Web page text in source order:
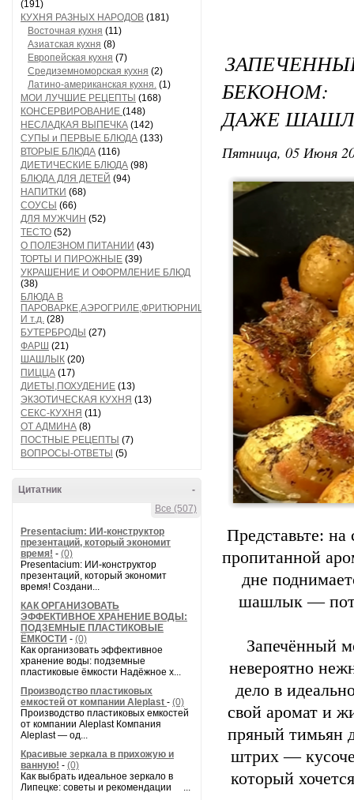
(191)
КУХНЯ РАЗНЫХ НАРОДОВ (181)
Восточная кухня (11)
Азиатская кухня (8)
Европейская кухня (7)
Средиземноморская кухня (2)
Латино-американская кухня. (1)
МОИ ЛУЧШИЕ РЕЦЕПТЫ (168)
КОНСЕРВИРОВАНИЕ (148)
НЕСЛАДКАЯ ВЫПЕЧКА (142)
СУПЫ и ПЕРВЫЕ БЛЮДА (133)
ВТОРЫЕ БЛЮДА (116)
ДИЕТИЧЕСКИЕ БЛЮДА (98)
БЛЮДА ДЛЯ ДЕТЕЙ (94)
НАПИТКИ (68)
СОУСЫ (66)
ДЛЯ МУЖЧИН (52)
ТЕСТО (52)
О ПОЛЕЗНОМ ПИТАНИИ (43)
ТОРТЫ И ПИРОЖНЫЕ (39)
УКРАШЕНИЕ И ОФОРМЛЕНИЕ БЛЮД
(38)
БЛЮДА В
ПАРОВАРКЕ,АЭРОГРИЛЕ,ФРИТЮРНИЦЕ
И т.д. (28)
БУТЕРБРОДЫ (27)
ФАРШ (21)
ШАШЛЫК (20)
ПИЦЦА (17)
ДИЕТЫ,ПОХУДЕНИЕ (13)
ЭКЗОТИЧЕСКАЯ КУХНЯ (13)
СЕКС-КУХНЯ (11)
ОТ АДМИНА (8)
ПОСТНЫЕ РЕЦЕПТЫ (7)
ВОПРОСЫ-ОТВЕТЫ (5)
-
Цитатник
Все (507)
Presentacium: ИИ‑конструктор
презентаций, который экономит
время! - (0)
Presentacium: ИИ‑конструктор
презентаций, который экономит
время! Создани...
КАК ОРГАНИЗОВАТЬ
ЭФФЕКТИВНОЕ ХРАНЕНИЕ ВОДЫ:
ПОДЗЕМНЫЕ ПЛАСТИКОВЫЕ
ЁМКОСТИ - (0)
Как организовать эффективное
хранение воды: подземные
пластиковые ёмкости Надёжное х...
Производство пластиковых
емкостей от компании Aleplast - (0)
Производство пластиковых емкостей
от компании Aleplast Компания
Aleplast — од...
Красивые зеркала в прихожую и
ванную! - (0)
Как выбрать идеальное зеркало в
Липецке: советы и рекомендации ...
БЕКОНОМ:
ДАЖЕ
Пятница, 05 Июня
Представьте: на
пропитанной
дне
шашлык —
Запечённый
невероятно
дело в
свой аромат и
пряный тимьян
штрих —
который